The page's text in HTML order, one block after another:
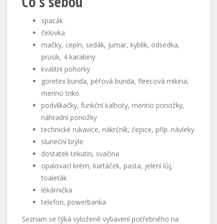
spacák
čelovka
mačky, cepín, sedák, jumar, kyblík, odsedka,
prusík, 4 karabiny
kvalitní pohorky
goretex bunda, péřová bunda, fleecová mikina,
merino triko
podvlíkačky, funkční kalhoty, merino ponožky,
náhradní ponožky
technické rukavice, nákrčník, čepice, příp. návleky
sluneční brýle
dostatek tekutin, svačina
opalovací krém, kartáček, pasta, jelení lůj,
toaleťák
lékárnička
telefon, powerbanka
Seznam se týká vyloženě vybavení potřebného na